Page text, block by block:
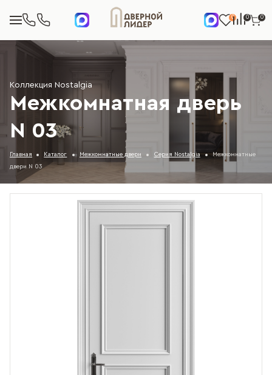
0 0 0
Коллекция Nostalgia
Межкомнатная дверь
N 03
Главная Каталог Межкомнатные двери Серия Nostalgia
Межкомнатные
двери N 03